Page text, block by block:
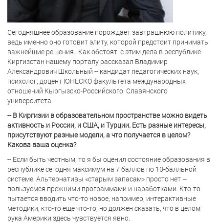
Сегодняшнее образование порождает завтрашнюю политику,
ведь именно оно готовит элиту, которой предстоит принимать
важнейшие решения. Как обстоят с этим дела в республике
Киргизстан нашему порталу рассказал Владимир
Александрович Школьный -- кандидат педагогических наук,
психолог, доцент ЮНЕСКО факультета международных
отношений Кыргызско-Российского Славянского
университета
-- В Киргизии в образовательном пространстве можно видеть
активность и России, и США, и Турции. Есть разные интересы,
присутствуют разные модели, а что получается в целом?
Какова ваша оценка?
-- Если быть честным, то я бы оценил состояние образования в
республике сегодня максимум на 7 баллов по 10-балльной
системе. Альтернативы «старым запасам» просто нет –
пользуемся прежними программами и наработками. Кто-то
пытается вводить что-то новое, например, интерактивные
методики, кто-то еще что-то, но должен сказать, что в целом
рука Америки здесь чувствуется явно.